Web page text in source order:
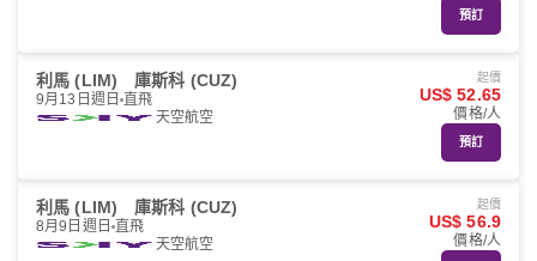
預訂
利馬 (LIM) 庫斯科 (CUZ)
9月13日週日 直飛
天空航空
起價
US$ 52.65
價格/人
預訂
利馬 (LIM) 庫斯科 (CUZ)
8月9日週日 直飛
天空航空
起價
US$ 56.9
價格/人